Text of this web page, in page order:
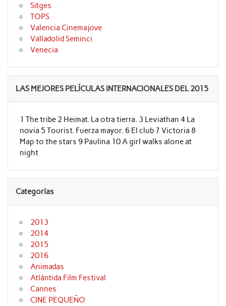
Sitges
TOPS
Valencia Cinemajove
Valladolid Seminci
Venecia
LAS MEJORES PELÍCULAS INTERNACIONALES DEL 2015
1 The tribe 2 Heimat. La otra tierra. 3 Leviathan 4 La
novia 5 Tourist. Fuerza mayor. 6 El club 7 Victoria 8
Map to the stars 9 Paulina 10 A girl walks alone at
night
Categorías
2013
2014
2015
2016
Animadas
Atlántida Film Festival
Cannes
CINE PEQUEÑO